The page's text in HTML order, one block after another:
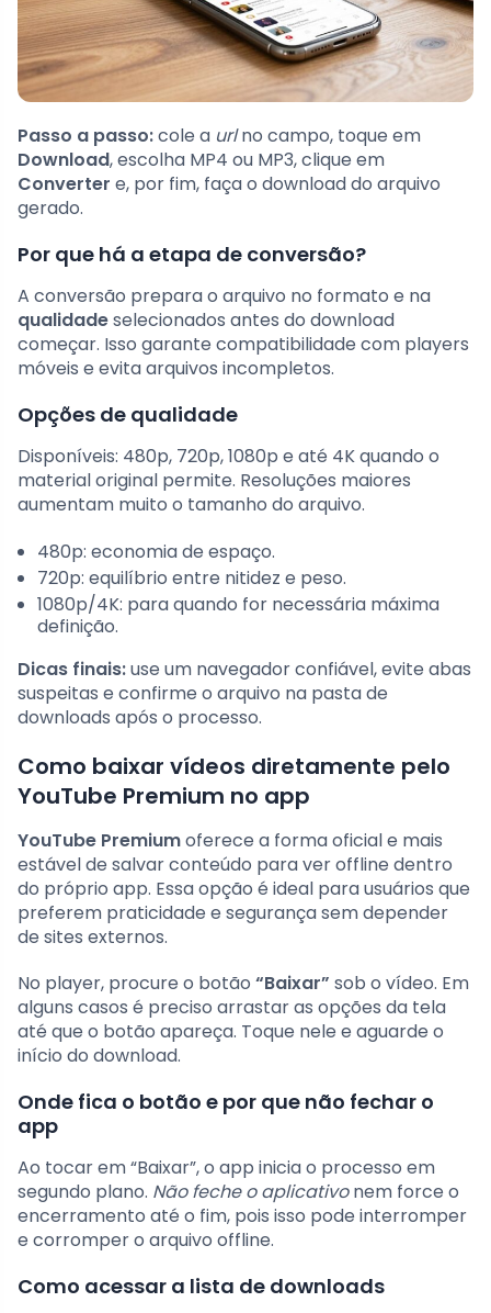
Passo a passo:cole a urlno campo, toque em
Download, escolha MP4 ou MP3, clique em
Converter e, por fim, faça o download do arquivo
gerado.
Por que há a etapa de conversão?
A conversão prepara o arquivo no formato e na
qualidadeselecionados antes do download
começar. Isso garante compatibilidade com players
móveis e evita arquivos incompletos.
Opções de qualidade
Disponíveis: 480p, 720p, 1080p e até 4K quando o
material original permite. Resoluções maiores
aumentam muito o tamanho do arquivo.
480p: economia de espaço.
720p: equilíbrio entre nitidez e peso.
1080p/4K: para quando for necessária máxima
definição.
Dicas finais:use um navegador confiável, evite abas
suspeitas e confirme o arquivo na pasta de
downloads após o processo.
Como baixar vídeos diretamente pelo
YouTube Premium no app
YouTube Premiumoferece a forma oficial e mais
estável de salvar conteúdo para ver offline dentro
do próprio app. Essa opção é ideal para usuários que
preferem praticidade e segurança sem depender
de sites externos.
No player, procure o botão “Baixar” sob o vídeo. Em
alguns casos é preciso arrastar as opções da tela
até que o botão apareça. Toque nele e aguarde o
início do download.
Onde fica o botão e por que não fechar o
app
Ao tocar em “Baixar”, o app inicia o processo em
segundo plano. Não feche o aplicativonem force o
encerramento até o fim, pois isso pode interromper
e corromper o arquivo offline.
Como acessar a lista de downloads